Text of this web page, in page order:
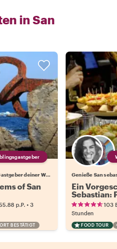
in San
Genieße San sebastian mit einem Gastgeber deiner Wahl
of San
p.P. • 3
BESTÄTIGT
Ein
Sebastian:
103
Stunden
FOOD TOUR